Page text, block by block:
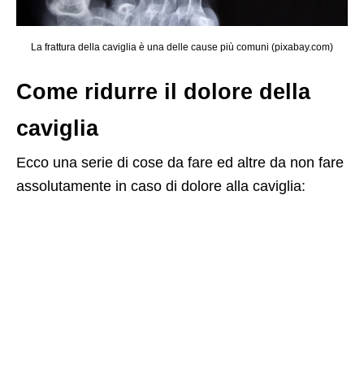
La frattura della caviglia è una delle cause più comuni (pixabay.com)
Come ridurre il dolore della
caviglia
Ecco una serie di cose da fare ed altre da non fare
assolutamente in caso di dolore alla caviglia: